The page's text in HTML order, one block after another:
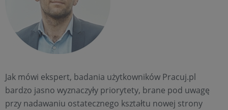
Jak mówi ekspert, badania użytkowników Pracuj.pl
bardzo jasno wyznaczyły priorytety, brane pod uwagę
przy nadawaniu ostatecznego kształtu nowej strony